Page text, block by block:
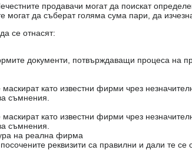
продавачи могат да поискат
да съберат голяма сума пари, да
се отнасят:
документи, потвърждаващи процеса на
като известни фирми чрез
съмнения.
като известни фирми чрез
съмнения.
на реална фирма
реквизити са правилни и дали те